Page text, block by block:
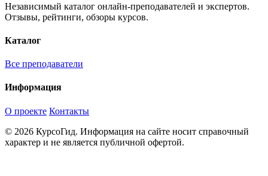
Независимый каталог онлайн-преподавателей и экспертов.
Отзывы, рейтинги, обзоры курсов.
Каталог
Все преподаватели
Информация
О проекте Контакты
© 2026 КурсоГид. Информация на сайте носит справочный
характер и не является публичной офертой.